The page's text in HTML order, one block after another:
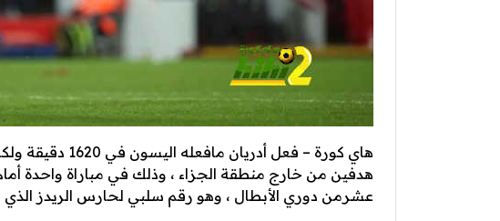
هدفين من خارج منطقة الجزاء ، وذلك في مباراة واحدة أمام
عشرمن دوري الأبطال ، وهو رقم سلبي لحارس الريدز الذي